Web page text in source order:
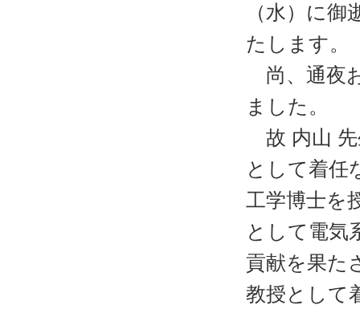
（水）に
たします。
尚、通夜
ました。
故 内山 先
として着任
工学博士を
として電気
貢献を果た
教授として